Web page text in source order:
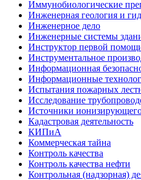
Иммунобиологические
Инженерная геология и
Инженерное дело
Инженерные системы
Инструктор первой
Инструментальное
Информационная
Информационные
Испытания пожарных
Исследование
Источники
Кадастровая деятельность
КИПиА
Коммерческая тайна
Контроль качества
Контроль качества нефти
Контрольная (надзорная)